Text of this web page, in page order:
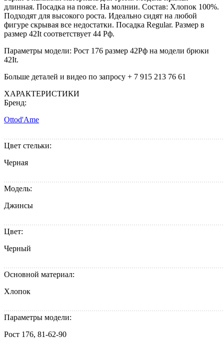
длинная. Посадка на поясе. На молнии. Состав: Хлопок 100%.
Подходят для высокого роста. Идеально сидят на любой
фигуре скрывая все недостатки. Посадка Regular. Размер в
размер 42It соответствует 44 Рф.
Параметры модели: Рост 176 размер 42Рф на модели брюки
42It.
Больше деталей и видео по запросу + 7 915 213 76 61
ХАРАКТЕРИСТИКИ
Бренд:
Ottod'Ame
Цвет стельки:
Черная
Модель:
Джинсы
Цвет:
Черный
Основной материал:
Хлопок
Параметры модели:
Рост 176, 81-62-90